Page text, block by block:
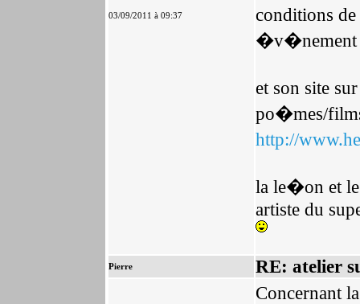
03/09/2011 à 09:37
conditions
�v�nement
et son site
po�mes/
http://
la le�on et le
artiste du
Pierre RE: atelier
Concernant